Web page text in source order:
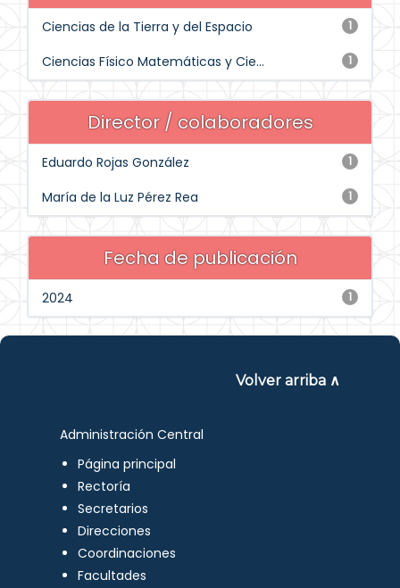
1
Ciencias de la Tierra y del Espacio
1
Ciencias Físico Matemáticas y Cie...
Director / colaboradores
1
Eduardo Rojas González
1
María de la Luz Pérez Rea
Fecha de publicación
1
2024
Volver arriba ∧
Administración Central
Página principal
Rectoría
Secretarios
Direcciones
Coordinaciones
Facultades